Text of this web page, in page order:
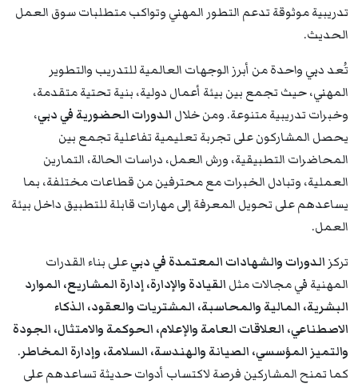
تدريبية موثوقة تدعم التطور المهني وتواكب متطلبات سوق العمل
الحديث.
تُعد دبي واحدة من أبرز الوجهات العالمية للتدريب والتطوير
المهني، حيث تجمع بين بيئة أعمال دولية، بنية تحتية متقدمة،
وخبرات تدريبية متنوعة. ومن خلال الدورات الحضورية في دبي،
يحصل المشاركون على تجربة تعليمية تفاعلية تجمع بين
المحاضرات التطبيقية، ورش العمل، دراسات الحالة، التمارين
العملية، وتبادل الخبرات مع محترفين من قطاعات مختلفة، بما
يساعدهم على تحويل المعرفة إلى مهارات قابلة للتطبيق داخل بيئة
العمل.
تركز الدورات والشهادات المعتمدة في دبيعلى بناء القدرات
المهنية في مجالات مثل القيادة والإدارة، إدارة المشاريع، الموارد
البشرية، المالية والمحاسبة، المشتريات والعقود، الذكاء
الاصطناعي، العلاقات العامة والإعلام، الحوكمة والامتثال، الجودة
والتميز المؤسسي، الصيانة والهندسة، السلامة، وإدارة المخاطر.
كما تمنح المشاركين فرصة لاكتساب أدوات حديثة تساعدهم على